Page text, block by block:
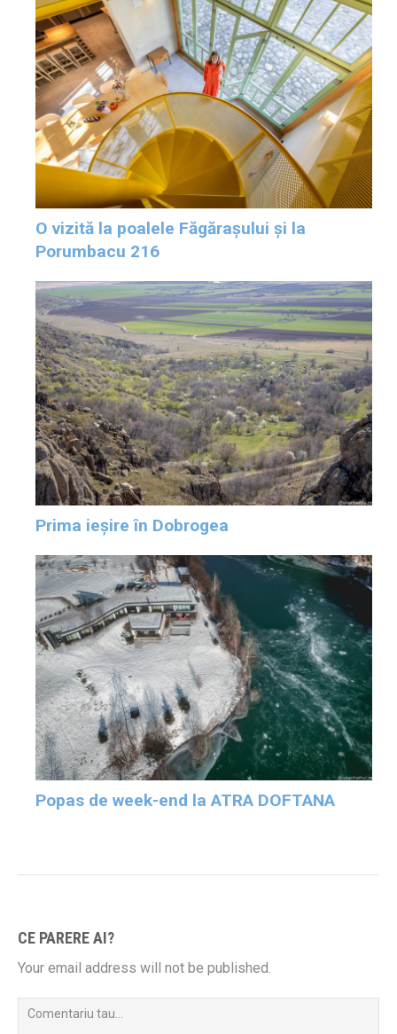
O vizită la poalele Făgărașului și la
Porumbacu 216
Prima ieșire în Dobrogea
Popas de week-end la ATRA DOFTANA
CE PARERE AI?
Your email address will not be published.